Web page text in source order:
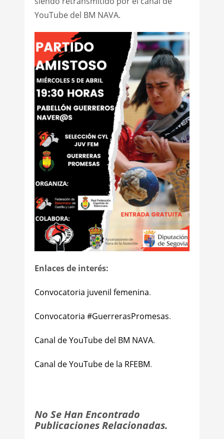
YouTube del BM NAVA.
Enlaces de interés:
Convocatoria juvenil femenina.
Convocatoria #GuerrerasPromesas.
Canal de YouTube del BM NAVA.
Canal de YouTube de la RFEBM.
No Se Han Encontrado
Publicaciones Relacionadas.